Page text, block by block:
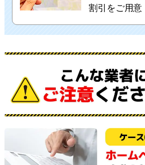
割引をご用意